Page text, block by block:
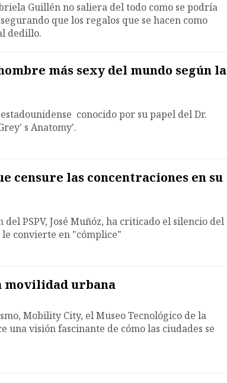
Guillén no saliera del todo como se podría
que los regalos que se hacen como
dedillo.
más sexy del mundo según la
conocido por su papel del Dr.
s Anatomy'.
censure las concentraciones en su
PSPV, José Muñóz, ha criticado el silencio del
convierte en "cómplice"
movilidad urbana
Mobility City, el Museo Tecnológico de la
una visión fascinante de cómo las ciudades se